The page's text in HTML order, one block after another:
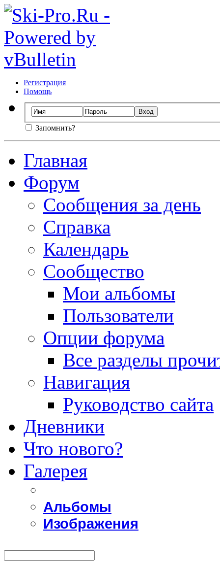
Регистрация
Помощь
Запомнить?
Главная
Форум
Сообщения за день
Справка
Календарь
Сообщество
Мои альбомы
Пользователи
Опции форума
Все разделы
Навигация
Руководство сайта
Дневники
Что нового?
Галерея
Альбомы
Изображения